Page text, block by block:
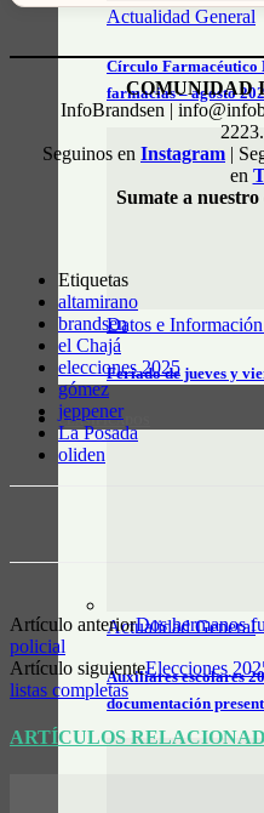
Actualidad General
Círculo Farmacéutico
farmacias – agosto
Datos e
Feriado de jueves y
CLASIFICADOS
Actualidad General
Auxiliares escolares
documentación
COMUNIDAD
InfoBrandsen |
Seguinos en Instagram |
en
Sumate a nuestro
Etiquetas
altamirano
brandsen
el Chajá
elecciones 2025
gómez
jeppener
La Posada
oliden
Artículo anteriorDos hermanos
policial
Artículo siguienteElecciones
listas completas
ARTÍCULOS